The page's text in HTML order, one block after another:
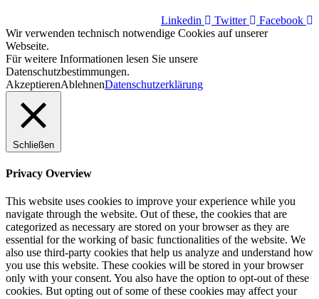
Linkedin Twitter
Facebook
Wir verwenden technisch notwendige Cookies auf unserer
Webseite.
Für weitere Informationen lesen Sie unsere
Datenschutzbestimmungen.
AkzeptierenAblehnenDatenschutzerklärung
Schließen
Privacy Overview
This website uses cookies to improve your experience while you
navigate through the website. Out of these, the cookies that are
categorized as necessary are stored on your browser as they are
essential for the working of basic functionalities of the website. We
also use third-party cookies that help us analyze and understand how
you use this website. These cookies will be stored in your browser
only with your consent. You also have the option to opt-out of these
cookies. But opting out of some of these cookies may affect your